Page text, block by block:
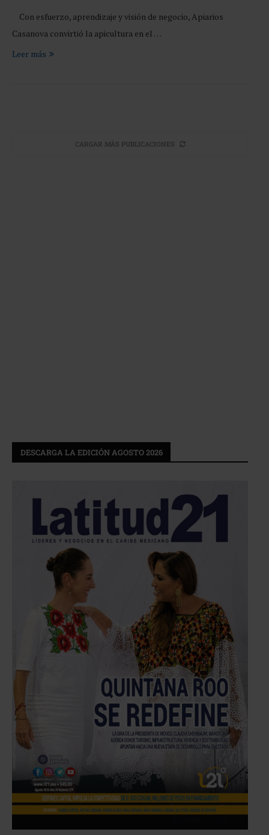
Con esfuerzo, aprendizaje y visión de negocio, Apiarios
Casanova convirtió la apicultura en el …
Leer más
CARGAR MÁS PUBLICACIONES
DESCARGA LA EDICIÓN AGOSTO 2026